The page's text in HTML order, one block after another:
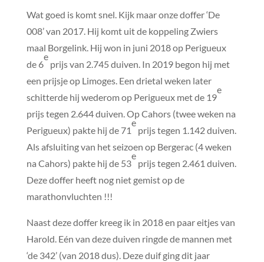
Wat goed is komt snel. Kijk maar onze doffer ‘De
008’ van 2017. Hij komt uit de koppeling Zwiers
maal Borgelink. Hij won in juni 2018 op Perigueux
de 6
e
prijs van 2.745 duiven. In 2019 begon hij met
een prijsje op Limoges. Een drietal weken later
schitterde hij wederom op Perigueux met de 19
e
prijs tegen 2.644 duiven. Op Cahors (twee weken na
Perigueux) pakte hij de 71
e
prijs tegen 1.142 duiven.
Als afsluiting van het seizoen op Bergerac (4 weken
na Cahors) pakte hij de 53
e
prijs tegen 2.461 duiven.
Deze doffer heeft nog niet gemist op de
marathonvluchten !!!
Naast deze doffer kreeg ik in 2018 en paar eitjes van
Harold. Eén van deze duiven ringde de mannen met
‘de 342’ (van 2018 dus). Deze duif ging dit jaar